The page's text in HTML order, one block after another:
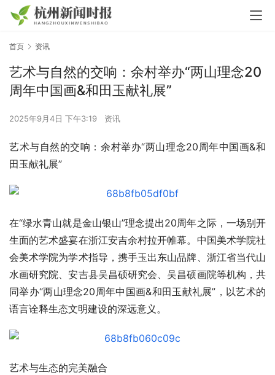
首页 资讯
艺术与自然的交响：余村举办“两山理念20
周年中国画&和田玉献礼展”
2025年9月4日 下午3:19 资讯
艺术与自然的交响：余村举办“两山理念20周年中国画&和
田玉献礼展”
在“绿水青山就是金山银山”理念提出20周年之际，一场别开
生面的艺术盛宴在浙江安吉余村拉开帷幕。中国美术学院社
会美术学院为学术指导，携手玉出东山品牌、浙江省当代山
水画研究院、安吉县吴昌硕研究会、吴昌硕画院等机构，共
同举办“两山理念20周年中国画&和田玉献礼展”，以艺术的
语言诠释生态文明建设的深远意义。
艺术与生态的完美融合